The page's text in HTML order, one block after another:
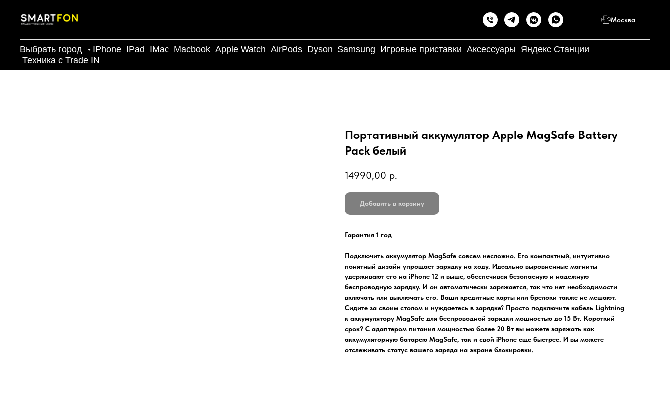
Москва
Выбрать город IPhone IPad IMac Macbook Apple Watch AirPods Dyson Samsung Игровые приставки Аксессуары Яндекс Станции
Техника с Trade IN
Портативный аккумулятор Apple MagSafe Battery
Pack белый
14990,00 р.
Добавить в корзину
Гарантия 1 год
Подключить аккумулятор MagSafe совсем несложно. Его компактный, интуитивно
понятный дизайн упрощает зарядку на ходу. Идеально выровненные магниты
удерживают его на iPhone 12 и выше, обеспечивая безопасную и надежную
беспроводную зарядку. И он автоматически заряжается, так что нет необходимости
включать или выключать его. Ваши кредитные карты или брелоки также не мешают.
Сидите за своим столом и нуждаетесь в зарядке? Просто подключите кабель Lightning
к аккумулятору MagSafe для беспроводной зарядки мощностью до 15 Вт. Короткий
срок? С адаптером питания мощностью более 20 Вт вы можете заряжать как
аккумуляторную батарею MagSafe, так и свой iPhone еще быстрее. И вы можете
отслеживать статус вашего заряда на экране блокировки.